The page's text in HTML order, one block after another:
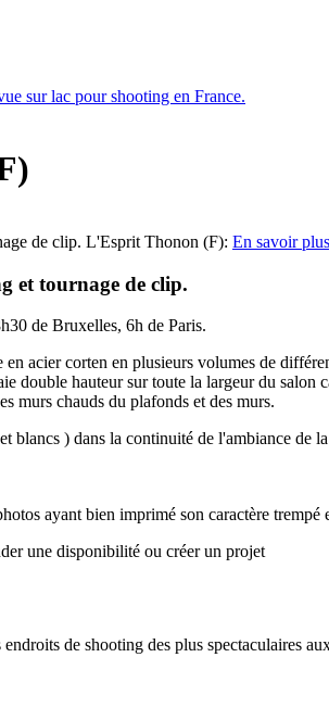
de clip. L'Esprit Thonon (F): En savoir plus
et tournage de clip.
de Bruxelles, 6h de Paris.
acier corten en plusieurs volumes de
double hauteur sur toute la largeur du
murs chauds du plafonds et des murs.
blancs ) dans la continuité de l'ambiance de
ayant bien imprimé son caractère trempé
une disponibilité ou créer un projet
de shooting des plus spectaculaires